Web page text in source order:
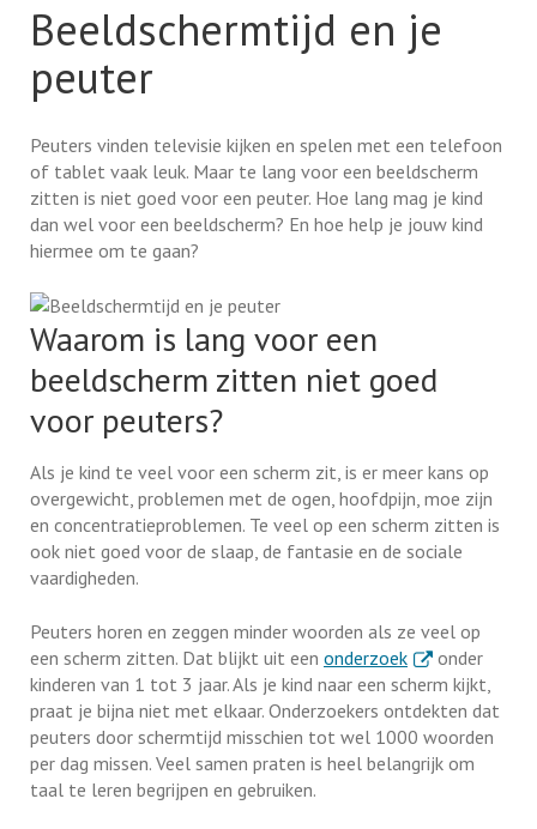
Beeldschermtijd en je
peuter
Peuters vinden televisie kijken en spelen met een telefoon
of tablet vaak leuk. Maar te lang voor een beeldscherm
zitten is niet goed voor een peuter. Hoe lang mag je kind
dan wel voor een beeldscherm? En hoe help je jouw kind
hiermee om te gaan?
Waarom is lang voor een
beeldscherm zitten niet goed
voor peuters?
Als je kind te veel voor een scherm zit, is er meer kans op
overgewicht, problemen met de ogen, hoofdpijn, moe zijn
en concentratieproblemen. Te veel op een scherm zitten is
ook niet goed voor de slaap, de fantasie en de sociale
vaardigheden.
Peuters horen en zeggen minder woorden als ze veel op
een scherm zitten. Dat blijkt uit een onderzoek. Externe link
onder
kinderen van 1 tot 3 jaar. Als je kind naar een scherm kijkt,
praat je bijna niet met elkaar. Onderzoekers ontdekten dat
peuters door schermtijd misschien tot wel 1000 woorden
per dag missen. Veel samen praten is heel belangrijk om
taal te leren begrijpen en gebruiken.